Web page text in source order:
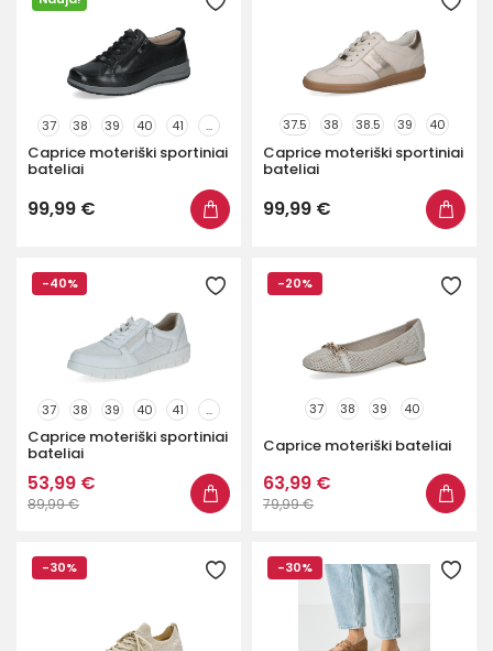
37 38 39 40 41 ...
Caprice moteriški sportiniai
bateliai
99,99 €
37.5 38 38.5 39
40
...
Caprice moteriški sportiniai
bateliai
99,99 €
-40%
37 38 39 40 41 ...
Caprice moteriški sportiniai
bateliai
53,99 €
89,99 €
-20%
37 38 39 40
Caprice moteriški bateliai
63,99 €
79,99 €
-30% -30%